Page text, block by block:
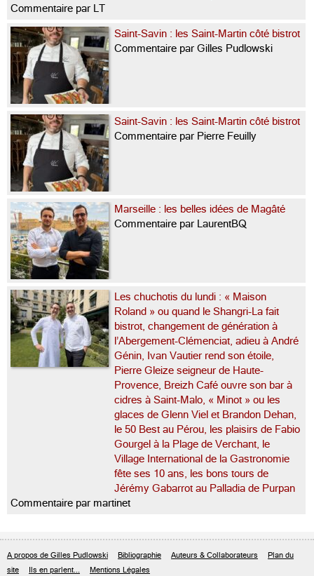
Commentaire par LT
Saint-Savin : les Saint-Martin côté bistrot
Commentaire par Gilles Pudlowski
Saint-Savin : les Saint-Martin côté bistrot
Commentaire par Pierre Feuilly
Marseille : les belles idées de Magâté
Commentaire par LaurentBQ
Les chuchotis du lundi : « Maison
Roland » ou quand le Shangri-La fait
bistrot, changement de génération à
l’Abergement-Clémenciat, adieu à André
Génin, Ivan Vautier rend son étoile,
Pierre Gleize seigneur de Haute-
Provence, Breizh Café ouvre son bar à
cidres à Saint-Malo, « Minot » ou les
glaces de Glenn Viel et Brandon Dehan,
le 50 Best au Pérou, les plaisirs de Fabio
Gourgel à la Plage de Verchant, le
Village International de la Gastronomie
fête ses 10 ans, les bons tours de
Jérémy Gabarrot au Palladia de Purpan
Commentaire par martinet
A propos de Gilles Pudlowski Bibliographie Auteurs & Collaborateurs
Plan du
site
Ils en parlent... Mentions Légales